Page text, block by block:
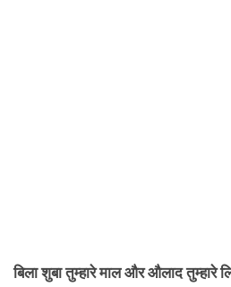
बिला शुबा तुम्हारे माल और औलाद